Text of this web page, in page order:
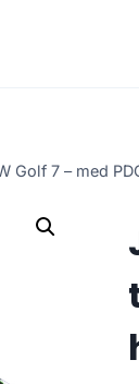
Golf 7 – med